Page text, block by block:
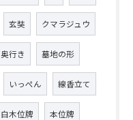
玄奘 クマラジュウ
奥行き 墓地の形
いっぺん 線香立て
白木位牌 本位牌